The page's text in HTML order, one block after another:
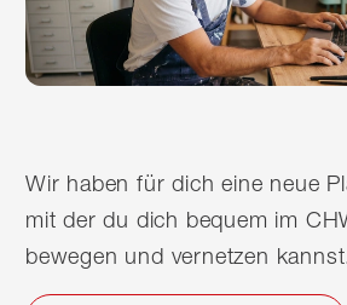
Wir haben für dich eine neue
mit der du dich bequem im
bewegen und vernetzen